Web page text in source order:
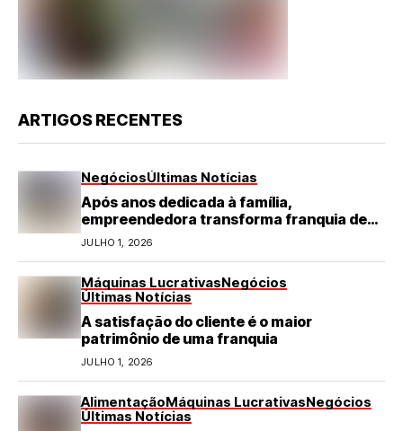
ARTIGOS RECENTES
NegóciosÚltimas Notícias
Após anos dedicada à família,
empreendedora transforma franquia de
turismo em negócio de destaque no RN
JULHO 1, 2026
Máquinas LucrativasNegócios
Últimas Notícias
A satisfação do cliente é o maior
patrimônio de uma franquia
JULHO 1, 2026
AlimentaçãoMáquinas LucrativasNegócios
Últimas Notícias